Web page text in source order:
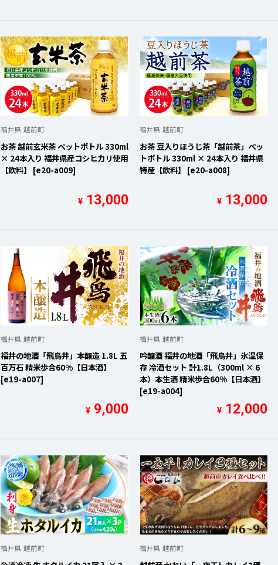
福井県 越前町
お茶 越前玄米茶 ペットボトル 330ml
× 24本入り 福井県産コシヒカリ使用
【飲料】 [e20-a009]
¥13,000
福井県 越前町
お茶 豆入りほうじ茶「越前茶」ペッ
トボトル 330ml × 24本入り 福井県
特産【飲料】 [e20-a008]
¥ 13,000
福井県 越前町
福井の地酒「飛鳥井」本醸造 1.8L 五
百万石 精米歩合60%【日本酒】
[e19-a007]
¥9,000
福井県 越前町
吟醸酒 福井の地酒「飛鳥井」氷温保
存 冷酒セット 計1.8L（300ml × 6
本）本生酒 精米歩合60%【日本酒】
[e19-a004]
¥ 12,000
福井県 越前町 福井県 越前町